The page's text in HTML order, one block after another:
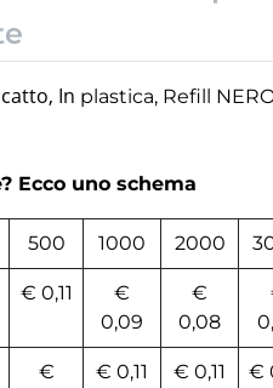
In plastica, Refill
Ecco uno schema
500 1000 2000
€ 0,11
€
0,09
€
0,08
€
€ 0,11 € 0,11 €